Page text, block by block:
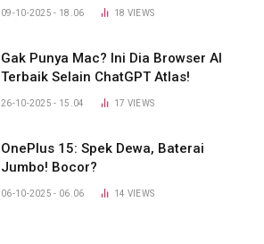
09-10-2025 - 18.06 18 VIEWS
Gak Punya Mac? Ini Dia Browser AI
Terbaik Selain ChatGPT Atlas!
26-10-2025 - 15.04 17 VIEWS
OnePlus 15: Spek Dewa, Baterai
Jumbo! Bocor?
06-10-2025 - 06.06 14 VIEWS